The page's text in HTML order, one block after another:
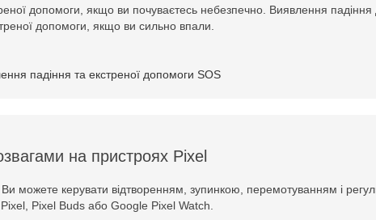
допомоги, якщо ви почуваєтесь небезпечно. Виявлення
допомоги, якщо ви сильно впали.
на пристроях Pixel
можете керувати відтворенням, зупинкою, перемотуванням і
Pixel, Pixel Buds або Google Pixel Watch.